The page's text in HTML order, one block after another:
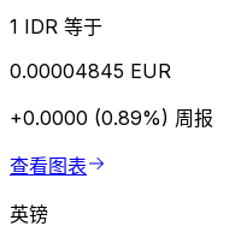
1 IDR 等于
0.00004845 EUR
+0.0000 (0.89%) 周报
查看图表
英镑